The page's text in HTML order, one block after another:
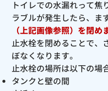
トイレでの水漏れって焦
ラブルが発生したら、ま
（上記画像参照）を閉め
止水栓を閉めることで、
ぼなくなります。
止水栓の場所は以下の場
タンクと壁の間